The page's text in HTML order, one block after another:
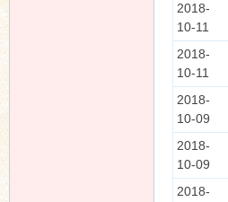
2018-
10-11
2018-
10-11
2018-
10-09
2018-
10-09
2018-